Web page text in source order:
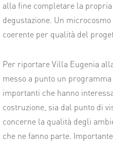
alla fine completare la propria
degustazione. Un
coerente per qualità del
Per riportare Villa Eugenia
messo a punto un
importanti che hanno
costruzione, sia dal punto di
concerne la qualità degli
che ne fanno parte.